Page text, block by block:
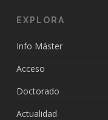
EXPLORA
Info Máster
Acceso
Doctorado
Actualidad